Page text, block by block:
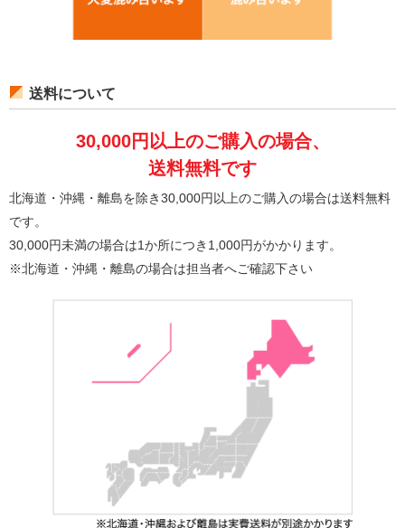
送料について
30,000円以上のご購入の場合、
送料無料です
北海道・沖縄・離島を除き30,000円以上のご購入の場合は送料無料
です。
30,000円未満の場合は1か所につき1,000円がかかります。
※北海道・沖縄・離島の場合は担当者へご確認下さい